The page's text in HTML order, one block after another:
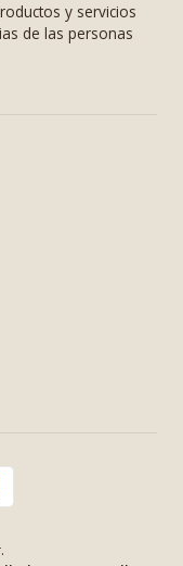
y servicios
de las personas